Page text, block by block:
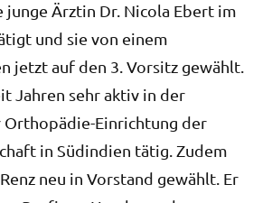
junge Ärztin Dr. Nicola Ebert im
und sie von einem
jetzt auf den 3. Vorsitz gewählt.
Jahren sehr aktiv in der
Orthopädie-Einrichtung der
in Südindien tätig. Zudem
neu in Vorstand gewählt. Er